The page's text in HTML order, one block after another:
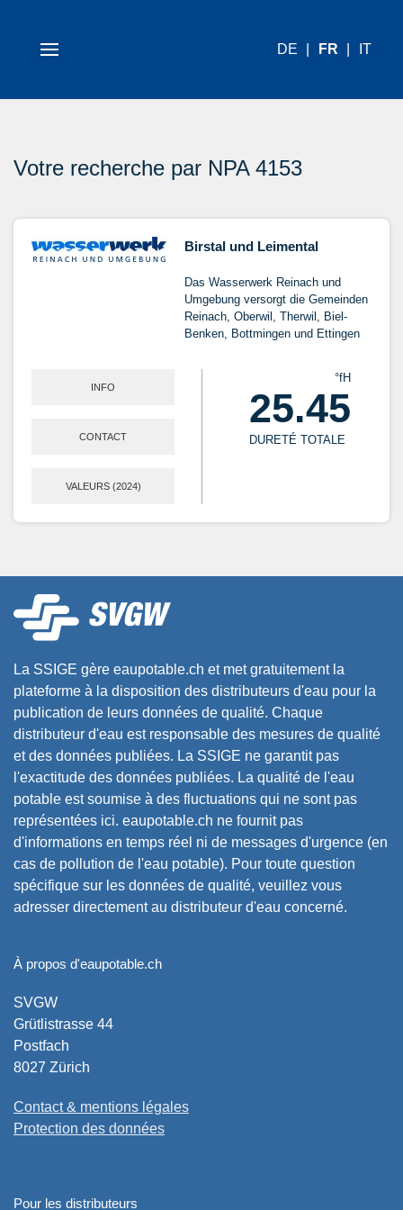
DE FR IT
Votre recherche par NPA 4153
Birstal und Leimental
Das Wasserwerk Reinach und
Umgebung versorgt die Gemeinden
Reinach, Oberwil, Therwil, Biel-
Benken, Bottmingen und Ettingen
INFO
CONTACT
VALEURS (2024)
°fH
25.45
DURETÉ TOTALE
La SSIGE gère eaupotable.ch et met gratuitement la
plateforme à la disposition des distributeurs d'eau pour la
publication de leurs données de qualité. Chaque
distributeur d'eau est responsable des mesures de qualité
et des données publiées. La SSIGE ne garantit pas
l'exactitude des données publiées. La qualité de l'eau
potable est soumise à des fluctuations qui ne sont pas
représentées ici. eaupotable.ch ne fournit pas
d'informations en temps réel ni de messages d'urgence (en
cas de pollution de l'eau potable). Pour toute question
spécifique sur les données de qualité, veuillez vous
adresser directement au distributeur d'eau concerné.
À propos d'eaupotable.ch
SVGW
Grütlistrasse 44
Postfach
8027 Zürich
Contact & mentions légales
Protection des données
Pour les distributeurs